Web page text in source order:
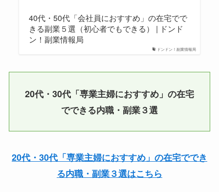
ドンドン！副業情報局
40代・50代「会社員におすすめ」の在宅でで
きる副業５選（初心者でもできる） | ドンド
ン！副業情報局
20代・30代「専業主婦におすすめ」の在宅
でできる内職・副業３選
20代・30代「専業主婦におすすめ」の在宅ででき
る内職・副業３選はこちら